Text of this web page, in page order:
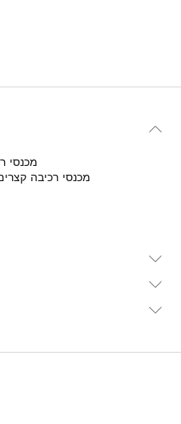
מכנסי
מכנסי רכיבה